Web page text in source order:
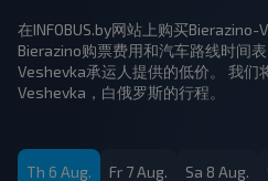
在INFOBUS.by网站上购买
Bierazino购票费用和汽车路线时间
Veshevka承运人提供的低价。 我们
Veshevka，白俄罗斯的行程。
Th 6 Aug. Fr 7 Aug. Sa 8 Aug.